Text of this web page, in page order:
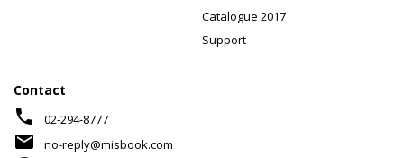
Catalogue 2017
Support
Contact
phone 02-294-8777
mail
no-reply@misbook.com